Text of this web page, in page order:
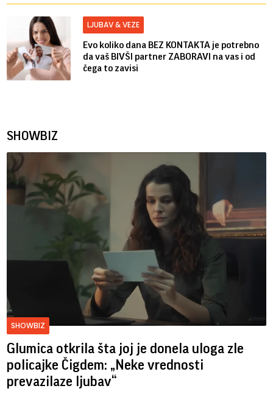
LJUBAV & VEZE
Evo koliko dana BEZ KONTAKTA je potrebno
da vaš BIVŠI partner ZABORAVI na vas i od
čega to zavisi
SHOWBIZ
SHOWBIZ
Glumica otkrila šta joj je donela uloga zle
policajke Čigdem: „Neke vrednosti
prevazilaze ljubav“